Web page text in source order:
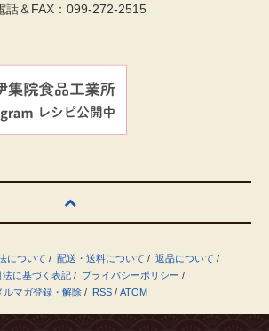
話＆FAX：099-272-2515
について / 配送・送料について / 返品について /
法に基づく表記/ プライバシーポリシー /
ルマガ登録・解除/ RSS/ ATOM